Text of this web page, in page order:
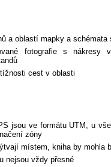
a oblastí mapky a schémata
fotografie s nákresy
cest v oblasti
jsou ve formátu UTM, u
zóny
místem, kniha by mohla
nejsou vždy přesné